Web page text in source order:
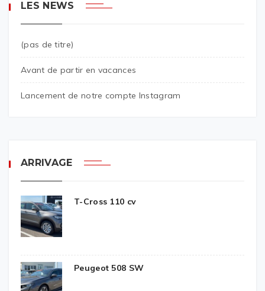
LES NEWS
(pas de titre)
Avant de partir en vacances
Lancement de notre compte Instagram
ARRIVAGE
T-Cross 110 cv
Peugeot 508 SW